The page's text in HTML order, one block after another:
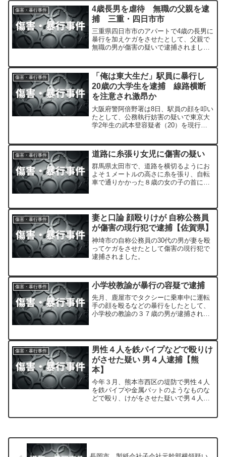
傷害・暴行事件
4歳長男を虐待 無職の父親を逮
捕 三重・四日市市
三重県四日市市のアパートで4歳の長男に
暴行を加えケガをさせたとして、父親で
無職の男が傷害の疑いで逮捕されまし
傷害・暴行事件
「俺は東大生だ」駅員に暴行し
20歳の大学生を逮捕 線路横断
を注意され激昂か
大阪府警阿倍野署は8日、駅員の顔を叩い
たとして、公務執行妨害の疑いで東京大
学2年生の武本登容疑者（20）を現行犯
傷害・暴行事件 道路に糸張り女児に傷害の疑い
群馬県太田市で、道路を横切るようにお
よそ１メートルの高さに糸を張り、自転
車で通りかかった８歳の女の子の首に引
傷害・暴行事件
妻と口論 顔殴りけが 自称公務員
が傷害の現行犯で逮捕【佐賀県】
神埼市の自称公務員の30代の男が妻を殴
ってケガをさせたとして傷害の現行犯で
逮捕されました。
傷害・暴行事件 小学校教諭が暴行の容疑で逮捕
先月、鹿屋市でタクシーに乗車中に運転
手の顔を殴るなどの暴行をしたとして、
小学校の教諭の３７歳の男が逮捕されま
傷害・暴行事件
男性４人を鉄パイプなどで殴りけ
がさせた疑い 男４人逮捕【熊
本】
今年３月、熊本市西区の堤防で男性４人
を鉄パイプや金属バットのようなものな
どで殴り、けがをさせた疑いで男４人が